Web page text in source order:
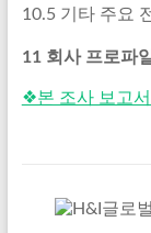
10.5 기타 주요
11 회사 프로파
❖본 조사 보고